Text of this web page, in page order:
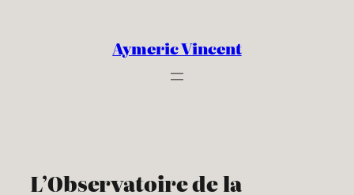
Aymeric Vincent
L’Observatoire de la